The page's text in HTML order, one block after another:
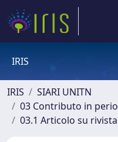
IRIS
IRIS
SIARI UNITN
03 Contributo in
03.1 Articolo su